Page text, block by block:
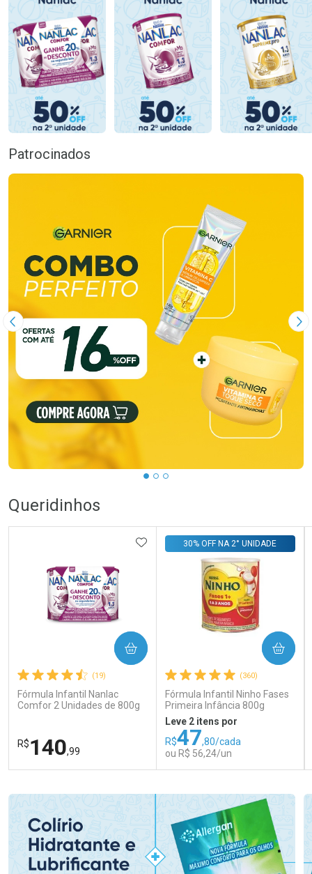
Patrocinados
Imagem Anterior
Queridinhos
(19)
Fórmula Infantil Nanlac
Comfor 2 Unidades de 800g
R$140,99
ADICIONAR AOS FAVORITOS
COMPRAR
(360)
Fórmula Infantil Ninho Fases
Primeira Infância 800g
30% OFF NA 2° UNIDADE
Leve 2 itens por
R$47,80/cada
ou R$ 56,24/un
COMPRAR
Laboratório
Por Menos